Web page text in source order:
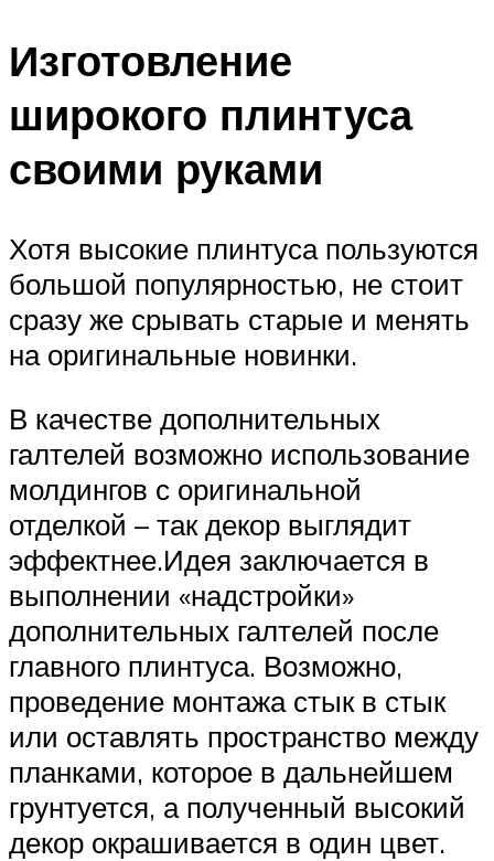
Изготовление
широкого плинтуса
своими руками
Хотя высокие плинтуса пользуются
большой популярностью, не стоит
сразу же срывать старые и менять
на оригинальные новинки.
В качестве дополнительных
галтелей возможно использование
молдингов с оригинальной
отделкой – так декор выглядит
эффектнее.Идея заключается в
выполнении «надстройки»
дополнительных галтелей после
главного плинтуса. Возможно,
проведение монтажа стык в стык
или оставлять пространство между
планками, которое в дальнейшем
грунтуется, а полученный высокий
декор окрашивается в один цвет.